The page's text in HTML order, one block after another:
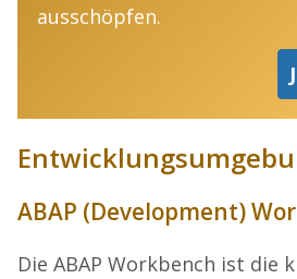
ausschöpfen.
ABAP (Development)
Die ABAP Workbench ist die